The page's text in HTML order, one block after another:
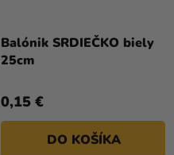
Balónik SRDIEČKO biely
25cm
hodnotenie
5
hviezdičiek.
0,15 €
DO KOŠÍKA